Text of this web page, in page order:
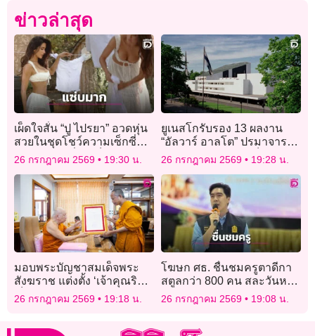
ข่าวล่าสุด
เผ็ดใจสั่น “ปู ไปรยา” อวดหุ่น
สวยในชุดโชว์ความเซ็กซี่
ตากผ้าแบบที่ใครก็ต้องหยุด
26 กรกฎาคม 2569 19:30 น.
ยูเนสโกรับรอง 13 ผลงาน
“อัลวาร์ อาลโต” ปรมาจารย์
สถาปนิกฟินแลนด์ เป็นมรดก
26 กรกฎาคม 2569 19:28 น.
มอบพระบัญชาสมเด็จพระ
สังฆราช แต่งตั้ง ‘เจ้าคุณริด’
เป็น ‘เจ้าคณะจังหวัด
นครสวรรค์’
26 กรกฎาคม 2569 19:18 น.
โฆษก ศธ. ชื่นชมครูตาดีกา
สตูลกว่า 800 คน สละวันหยุด
พัฒนาตนเอง หนุนลดภาระ
26 กรกฎาคม 2569 19:08 น.